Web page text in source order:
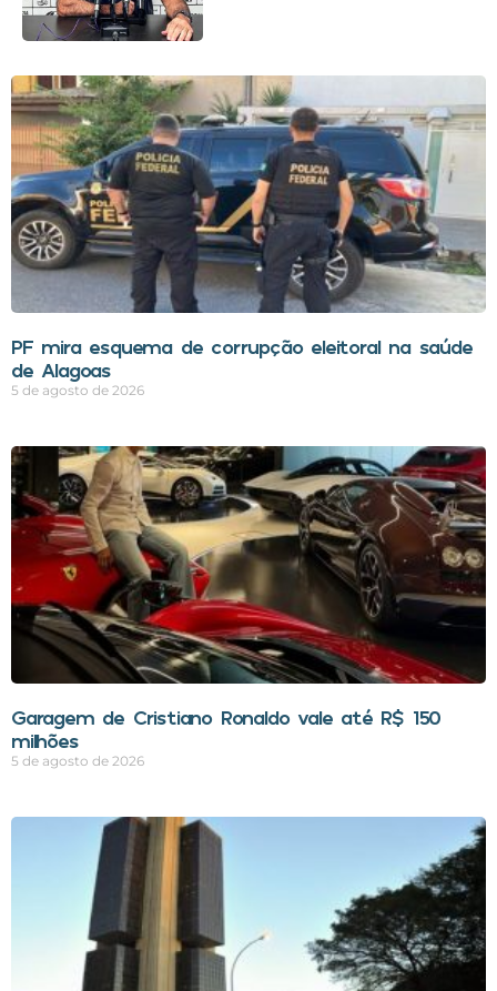
PF mira esquema de corrupção eleitoral na saúde
de Alagoas
5 de agosto de 2026
Garagem de Cristiano Ronaldo vale até R$ 150
milhões
5 de agosto de 2026